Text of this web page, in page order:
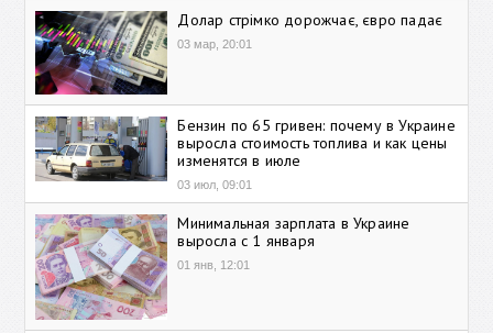
Долар стрімко дорожчає, євро падає
03 мар, 20:01
Бензин по 65 гривен: почему в Украине
выросла стоимость топлива и как цены
изменятся в июле
03 июл, 09:01
Минимальная зарплата в Украине
выросла с 1 января
01 янв, 12:01